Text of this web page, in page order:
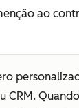
ao
CRM.